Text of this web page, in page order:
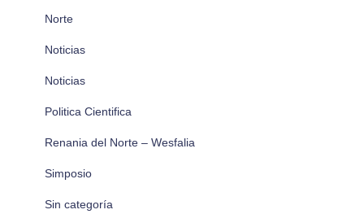
Norte
Noticias
Noticias
Politica Cientifica
Renania del Norte – Wesfalia
Simposio
Sin categoría